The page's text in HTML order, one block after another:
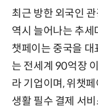
최근 방한 외국인
역시 늘어나는 추세
챗페이는 중국을 대
는 전세계 90억장
라 기업이며, 위챗
생활 필수 결제 서